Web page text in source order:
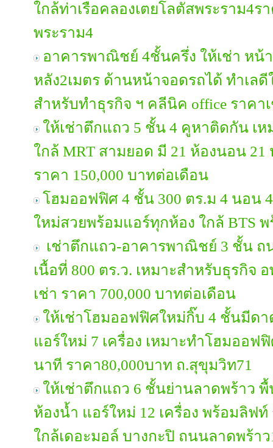
ใกล้ท่าเรือคลองเตยโลตัสพระราม4ร
พระราม4
อาคารพาณิชย์ 4ชั้นครึ่ง ให้เช่า หน้
หลัง2เมตร ด้านหน้าจอดรถได้ ทำเล
สำหรับทำธุรกิจ ฯ คลีนิค office ราคา
ให้เช่าตึกแถว 5 ชั้น 4 คูหาติดกัน เห
ใกล้ MRT สามยอด มี 21 ห้องนอน
ราคา 150,000 บาทต่อเดือน
โฮมออฟฟิศ 4 ชั้น 300 ตร.ม 4 นอน
ใหม่สวยพร้อมแอร์ทุกห้อง ใกล้ BTS
เช่าตึกแถว-อาคารพาณิชย์ 3 ชั้น ถ
เนื้อที่ 800 ตร.ว. เหมาะสำหรับธุรกิจ
เช่า ราคา 700,000 บาทต่อเดือน
ให้เช่าโฮมออฟฟิศใหม่กิ๊บ 4 ชั้นมีด
แอร์ใหม่ 7 เครื่อง เหมาะทำโฮมออฟ
นาที ราคา80,000บาท ถ.สุขุมวิท71
ให้เช่าตึกแถว 6 ชั้นย่านลาดพร้าว พื้
ห้องน้ำ แอร์ใหม่ 12 เครื่อง พร้อมลิฟท์
ใกล้เดอะมอล์ บางกะปิ ถนนลาดพร้าว